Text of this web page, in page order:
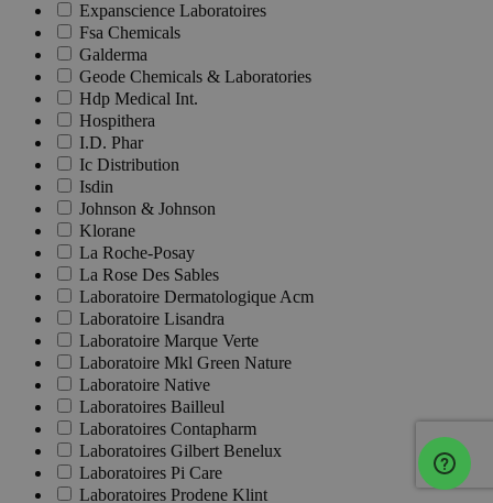
Expanscience Laboratoires
Fsa Chemicals
Galderma
Geode Chemicals & Laboratories
Hdp Medical Int.
Hospithera
I.D. Phar
Ic Distribution
Isdin
Johnson & Johnson
Klorane
La Roche-Posay
La Rose Des Sables
Laboratoire Dermatologique Acm
Laboratoire Lisandra
Laboratoire Marque Verte
Laboratoire Mkl Green Nature
Laboratoire Native
Laboratoires Bailleul
Laboratoires Contapharm
Laboratoires Gilbert Benelux
Laboratoires Pi Care
Laboratoires Prodene Klint